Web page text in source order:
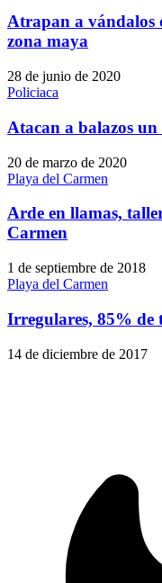
Atrapan a vándalos
zona maya
28 de junio de 2020
Policiaca
Atacan a balazos
20 de marzo de 2020
Playa del Carmen
Arde en llamas,
Carmen
1 de septiembre de 2018
Playa del Carmen
Irregulares, 85% de
14 de diciembre de 2017